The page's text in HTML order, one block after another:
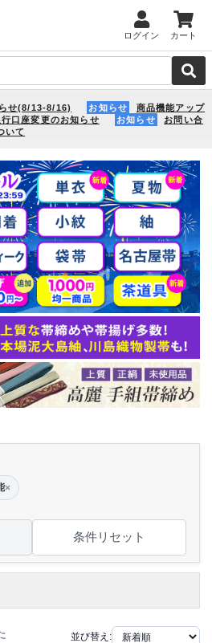
ログイン カート
せ(8/13-8/16) お知らせ
商品機能アップ
行口座変更のお知らせ お知らせ
お問い合
いて
×
条件リセット
並び替え: